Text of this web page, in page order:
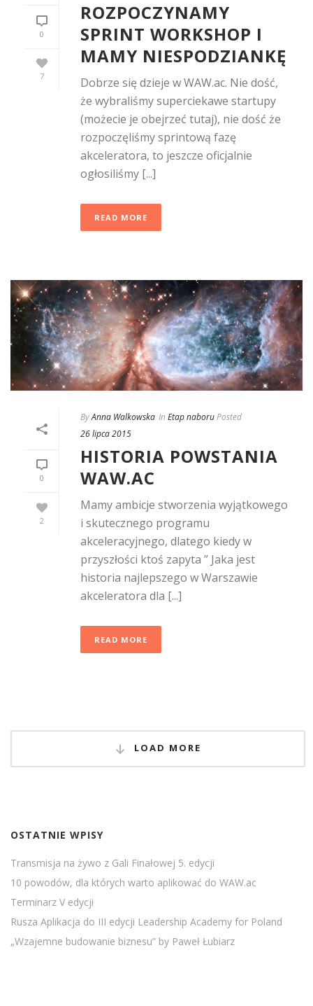
0
7
ROZPOCZYNAMY
SPRINT WORKSHOP I
MAMY NIESPODZIANKĘ
Dobrze się dzieje w WAW.ac. Nie dość,
że wybraliśmy superciekawe startupy
(możecie je obejrzeć tutaj), nie dość że
rozpoczęliśmy sprintową fazę
akceleratora, to jeszcze oficjalnie
ogłosiliśmy [...]
READ MORE
0
2
ByAnna Walkowska In Etap naboruPosted
26 lipca 2015
HISTORIA POWSTANIA
WAW.AC
Mamy ambicje stworzenia wyjątkowego
i skutecznego programu
akceleracyjnego, dlatego kiedy w
przyszłości ktoś zapyta ” Jaka jest
historia najlepszego w Warszawie
akceleratora dla [...]
READ MORE
LOAD MORE
OSTATNIE WPISY
Transmisja na żywo z Gali Finałowej 5. edycji
10 powodów, dla których warto aplikować do WAW.ac
Terminarz V edycji
Rusza Aplikacja do III edycji Leadership Academy for Poland
„Wzajemne budowanie biznesu” by Paweł Łubiarz